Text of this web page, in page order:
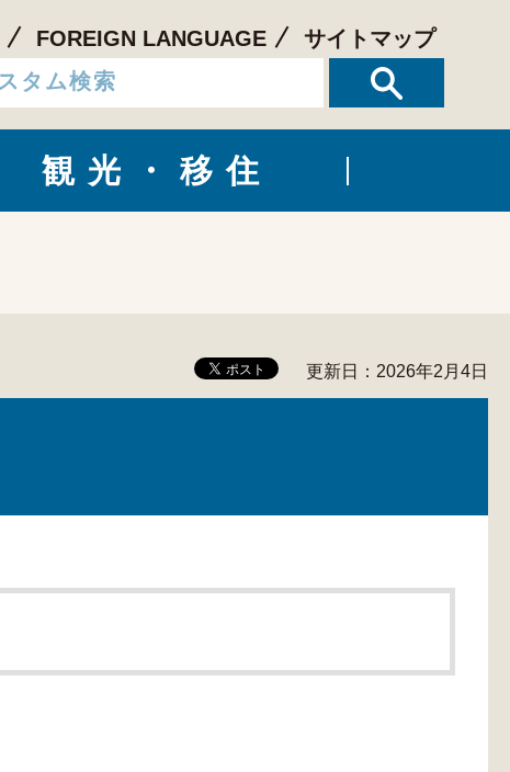
FOREIGN LANGUAGE サイトマップ
観光・移住
更新日：2026年2月4日